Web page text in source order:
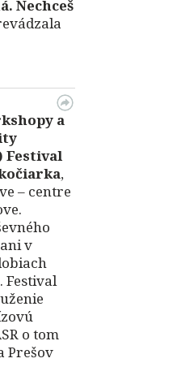
Nechceš
a
Festival
,
– centre
v
Festival
o tom
Prešov